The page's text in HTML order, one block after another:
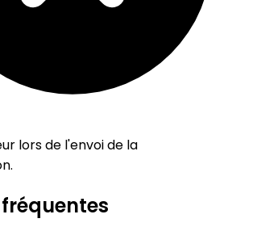
lors de l'envoi de la